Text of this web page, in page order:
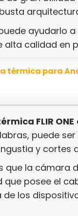
ayudarlo
calidad en
térmica para
FLIR ONE
puede
y cortes
la cámara
posee el
los